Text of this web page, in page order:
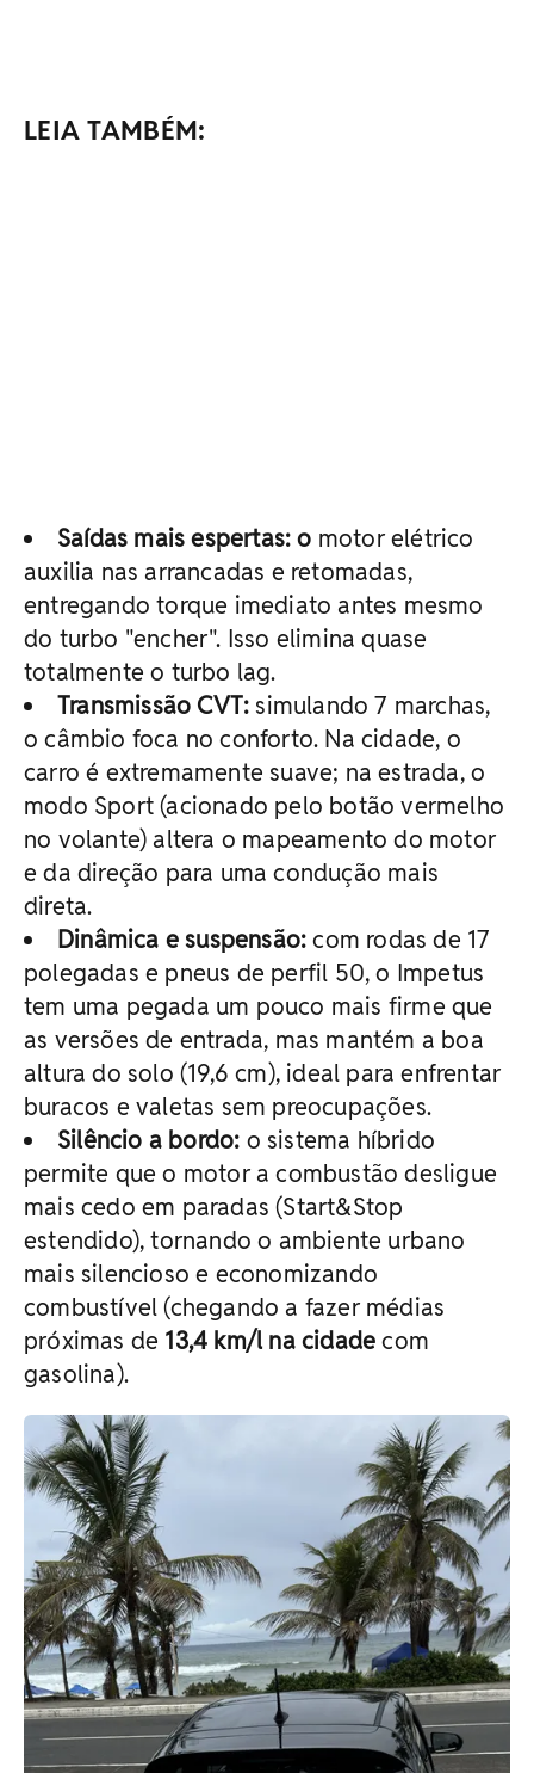
LEIA TAMBÉM:
Saídas mais espertas: o motor elétrico
auxilia nas arrancadas e retomadas,
entregando torque imediato antes mesmo
do turbo "encher". Isso elimina quase
totalmente o turbo lag.
Transmissão CVT:simulando 7 marchas,
o câmbio foca no conforto. Na cidade, o
carro é extremamente suave; na estrada, o
modo Sport (acionado pelo botão vermelho
no volante) altera o mapeamento do motor
e da direção para uma condução mais
direta.
Dinâmica e suspensão:com rodas de 17
polegadas e pneus de perfil 50, o Impetus
tem uma pegada um pouco mais firme que
as versões de entrada, mas mantém a boa
altura do solo (19,6 cm), ideal para enfrentar
buracos e valetas sem preocupações.
Silêncio a bordo: o sistema híbrido
permite que o motor a combustão desligue
mais cedo em paradas (Start&Stop
estendido), tornando o ambiente urbano
mais silencioso e economizando
combustível (chegando a fazer médias
próximas de 13,4 km/l na cidadecom
gasolina).